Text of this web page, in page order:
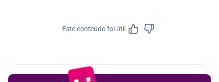
Este conteúdo foi útil